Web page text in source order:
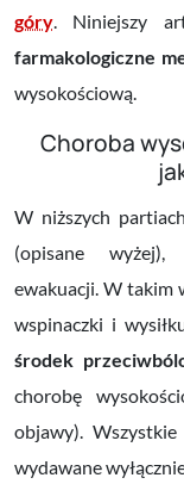
góry. Niniejszy
farmakologiczne
wysokościową.
Choroba
W niższych
(opisane
ewakuacji.W takim
wspinaczki i
środek
chorobę
objawy).
wydawane